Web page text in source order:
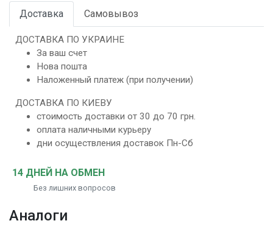
Доставка Самовывоз
ДОСТАВКА ПО УКРАИНЕ
За ваш счет
Нова пошта
Наложенный платеж (при получении)
ДОСТАВКА ПО КИЕВУ
стоимость доставки от 30 до 70 грн.
оплата наличными курьеру
дни осуществления доставок Пн-Сб
14 ДНЕЙ НА ОБМЕН
Без лишних вопросов
Аналоги